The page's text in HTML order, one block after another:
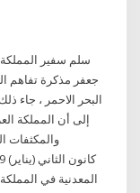
سلم سفير
جعفر مذكرة تفاهم
إلى أن المملكة
المعدنية في